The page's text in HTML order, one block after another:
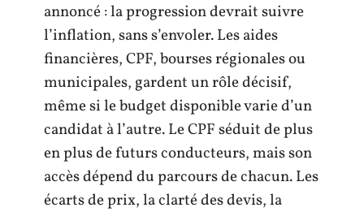
annoncé : la progression devrait suivre
l’inflation, sans s’envoler. Les aides
financières, CPF, bourses régionales ou
municipales, gardent un rôle décisif,
même si le budget disponible varie d’un
candidat à l’autre. Le CPF séduit de plus
en plus de futurs conducteurs, mais son
accès dépend du parcours de chacun. Les
écarts de prix, la clarté des devis, la